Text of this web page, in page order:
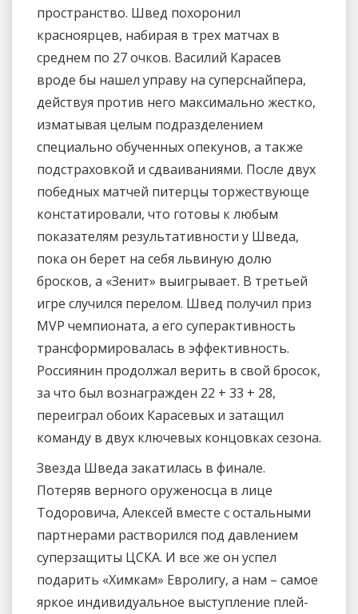
пространство. Швед похоронил
красноярцев, набирая в трех матчах в
среднем по 27 очков. Василий Карасев
вроде бы нашел управу на суперснайпера,
действуя против него максимально жестко,
изматывая целым подразделением
специально обученных опекунов, а также
подстраховкой и сдваиваниями. После двух
победных матчей питерцы торжествующе
констатировали, что готовы к любым
показателям результативности у Шведа,
пока он берет на себя львиную долю
бросков, а «Зенит» выигрывает. В третьей
игре случился перелом. Швед получил приз
MVP чемпионата, а его суперактивность
трансформировалась в эффективность.
Россиянин продолжал верить в свой бросок,
за что был вознагражден 22 + 33 + 28,
переиграл обоих Карасевых и затащил
команду в двух ключевых концовках сезона.
Звезда Шведа закатилась в финале.
Потеряв верного оруженосца в лице
Тодоровича, Алексей вместе с остальными
партнерами растворился под давлением
суперзащиты ЦСКА. И все же он успел
подарить «Химкам» Евролигу, а нам – самое
яркое индивидуальное выступление плей-